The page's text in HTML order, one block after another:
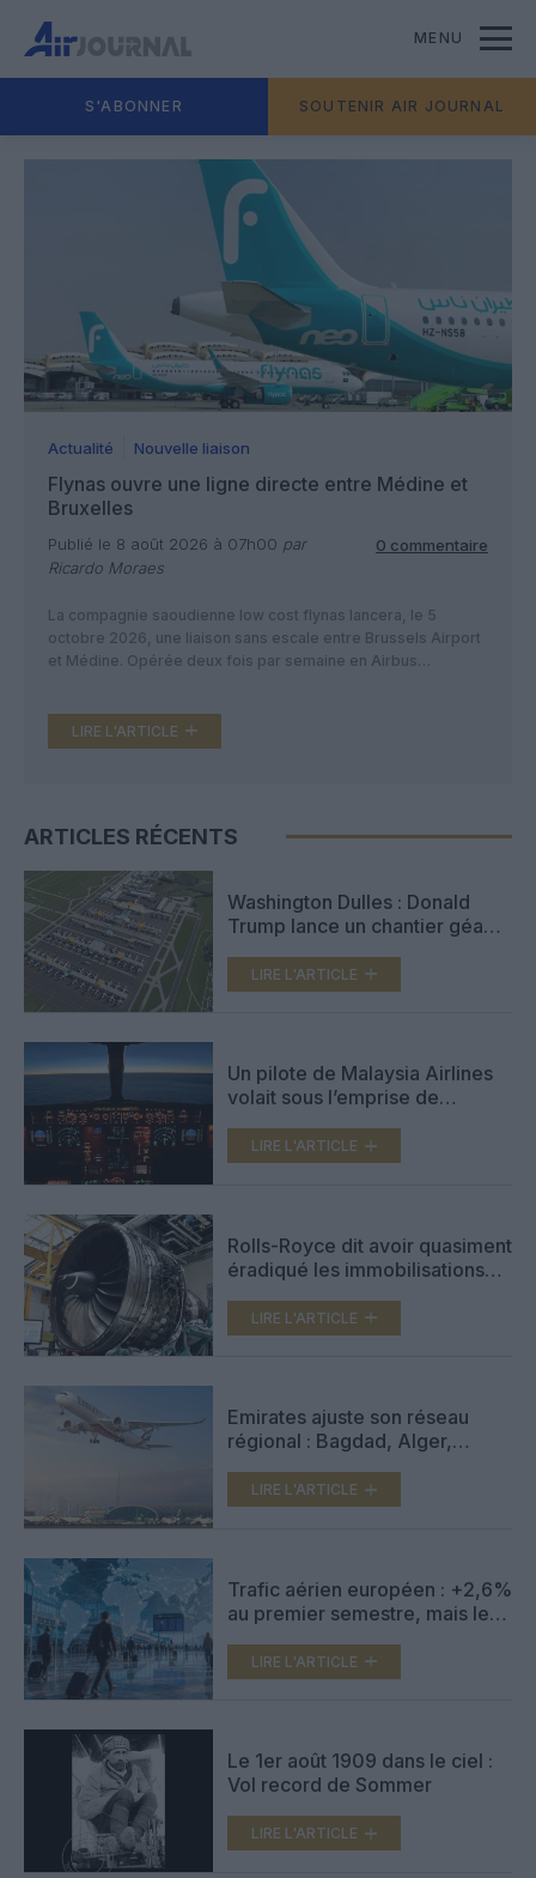
MENU
S'ABONNER SOUTENIR AIR JOURNAL
Actualité Nouvelle liaison
Flynas ouvre une ligne directe entre Médine et
Bruxelles
Publié le 8 août 2026 à 07h00 par
Ricardo Moraes
0 commentaire
La compagnie saoudienne low cost flynas lancera, le 5
octobre 2026, une liaison sans escale entre Brussels Airport
et Médine. Opérée deux fois par semaine en Airbus
entre la Belgique et les villes saintes d’Arabie saoudite.
Bruxelles gagnera cet automne […]
LIRE L'ARTICLE
ARTICLES RÉCENTS
Washington Dulles : Donald
Trump lance un chantier géant
LIRE L'ARTICLE
Un pilote de Malaysia Airlines
volait sous l’emprise de
000 comprimés d’ecstasy
LIRE L'ARTICLE
Rolls-Royce dit avoir quasiment
éradiqué les immobilisations
Trent
LIRE L'ARTICLE
Emirates ajuste son réseau
régional : Bagdad, Alger,
Téhéran et Damas restent à
l’arrêt
LIRE L'ARTICLE
Trafic aérien européen : +2,6%
au premier semestre, mais le
dynamique
LIRE L'ARTICLE
Le 1er août 1909 dans le ciel :
Vol record de Sommer
LIRE L'ARTICLE